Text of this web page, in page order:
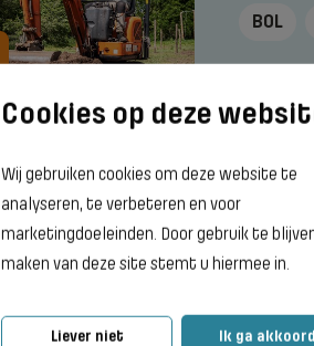
Wij gebruiken cookies om deze website te
analyseren, te verbeteren en voor
marketingdoeleinden. Door gebruik te
maken van deze site stemt u hiermee in.
Liever niet Ik ga akkoord
BOL
groen,
werkt
Lekker